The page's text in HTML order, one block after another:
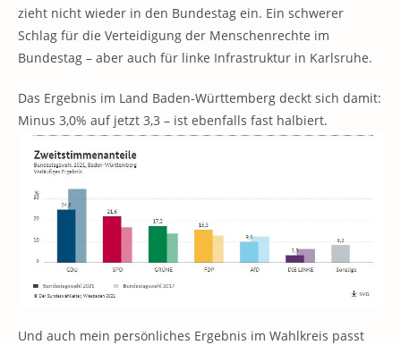
zieht nicht wieder in den Bundestag ein. Ein schwerer
Schlag für die Verteidigung der Menschenrechte im
Bundestag – aber auch für linke Infrastruktur in Karlsruhe.
Das Ergebnis im Land Baden-Württemberg deckt sich damit:
Minus 3,0% auf jetzt 3,3 – ist ebenfalls fast halbiert.
Und auch mein persönliches Ergebnis im Wahlkreis passt